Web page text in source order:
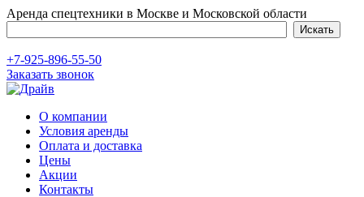
Аренда спецтехники в Москве и Московской области
+7-925-896-55-50
Заказать звонок
О компании
Условия аренды
Оплата и доставка
Цены
Акции
Контакты